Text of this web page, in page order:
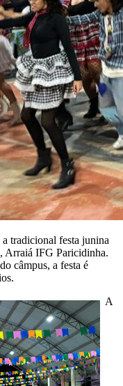
tradicional festa junina
Arraiá IFG Paricidinha.
câmpus, a festa é
A